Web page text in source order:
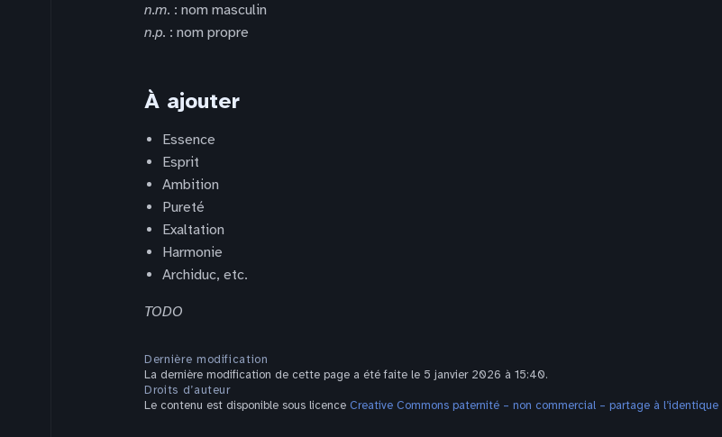
n.m. : nom masculin
n.p. : nom propre
À ajouter
Essence
Esprit
Ambition
Pureté
Exaltation
Harmonie
Archiduc, etc.
TODO
Dernière modification
La dernière modification de cette page a été faite le 5 janvier 2026 à 15:40.
Droits d’auteur
Le contenu est disponible sous licence Creative Commons paternité – non commercial – partage à l’identique